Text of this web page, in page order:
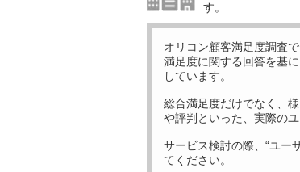
す。
オリコン顧客満足度調査
満足度に関する回答を基
しています。
総合満足度だけでなく、
や評判といった、実際の
サービス検討の際、“ユー
てください。